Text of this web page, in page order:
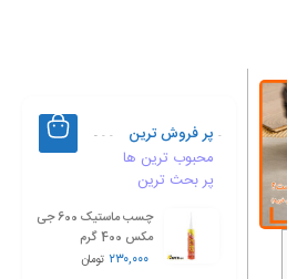
پر فروش ترین
محبوب ترین ها
پر بحث ترین
چسب ماستیک 600 جی
مکس 400 گرم
۲۳۰,۰۰۰ تومان